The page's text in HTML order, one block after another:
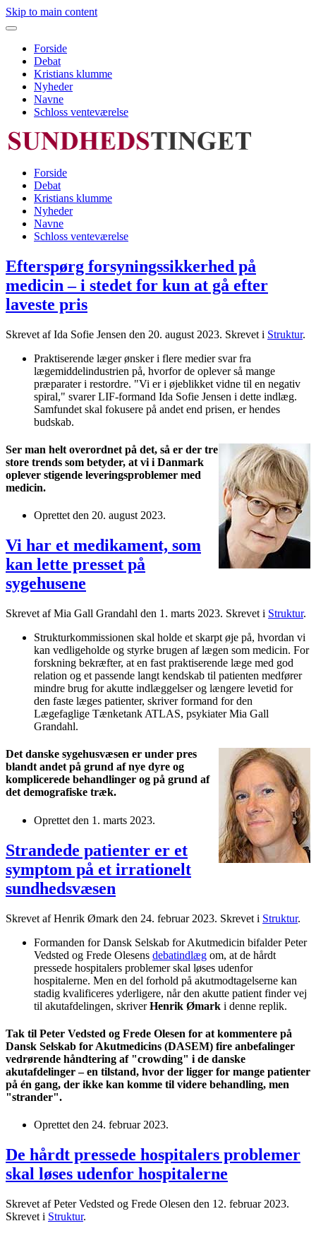
Skip to main content
Forside
Debat
Kristians klumme
Nyheder
Navne
Schloss venteværelse
Forside
Debat
Kristians klumme
Nyheder
Navne
Schloss venteværelse
Efterspørg forsyningssikkerhed på
medicin – i stedet for kun at gå efter
laveste pris
Skrevet af Ida Sofie Jensen den 20. august 2023. Skrevet i Struktur.
Praktiserende læger ønsker i flere medier svar fra
lægemiddelindustrien på, hvorfor de oplever så mange
præparater i restordre. "Vi er i øjeblikket vidne til en negativ
spiral," svarer LIF-formand Ida Sofie Jensen i dette indlæg.
Samfundet skal fokusere på andet end prisen, er hendes
budskab.
Ser man helt overordnet på det, så er der tre
store trends som betyder, at vi i Danmark
oplever stigende leveringsproblemer med
medicin.
Oprettet den 20. august 2023.
Vi har et medikament, som
kan lette presset på
sygehusene
Skrevet af Mia Gall Grandahl den 1. marts 2023. Skrevet i Struktur.
Strukturkommissionen skal holde et skarpt øje på, hvordan vi
kan vedligeholde og styrke brugen af lægen som medicin. For
forskning bekræfter, at en fast praktiserende læge med god
relation og et passende langt kendskab til patienten medfører
mindre brug for akutte indlæggelser og længere levetid for
den faste læges patienter, skriver formand for den
Lægefaglige Tænketank ATLAS, psykiater Mia Gall
Grandahl.
Det danske sygehusvæsen er under pres
blandt andet på grund af nye dyre og
komplicerede behandlinger og på grund af
det demografiske træk.
Oprettet den 1. marts 2023.
Strandede patienter er et
symptom på et irrationelt
sundhedsvæsen
Skrevet af Henrik Ømark den 24. februar 2023. Skrevet i Struktur.
Formanden for Dansk Selskab for Akutmedicin bifalder Peter
Vedsted og Frede Olesens debatindlæg om, at de hårdt
pressede hospitalers problemer skal løses udenfor
hospitalerne. Men en del forhold på akutmodtagelserne kan
stadig kvalificeres yderligere, når den akutte patient finder vej
til akutafdelingen, skriverHenrik Ømark i denne replik.
Tak til Peter Vedsted og Frede Olesen for at kommentere på
Dansk Selskab for Akutmedicins (DASEM) fire anbefalinger
vedrørende håndtering af "crowding" i de danske
akutafdelinger – en tilstand, hvor der ligger for mange patienter
på én gang, der ikke kan komme til videre behandling, men
"strander".
Oprettet den 24. februar 2023.
De hårdt pressede hospitalers problemer
skal løses udenfor hospitalerne
Skrevet af Peter Vedsted og Frede Olesen den 12. februar 2023.
Skrevet i Struktur.